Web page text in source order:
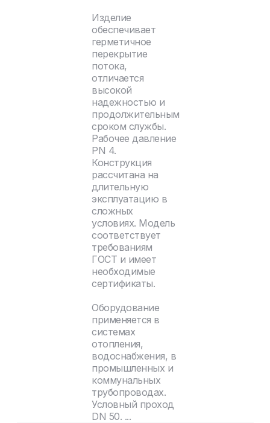
Изделие
обеспечивает
герметичное
перекрытие
потока,
отличается
высокой
надежностью и
продолжительным
сроком службы.
Рабочее давление
PN 4.
Конструкция
рассчитана на
длительную
эксплуатацию в
сложных
условиях. Модель
соответствует
требованиям
ГОСТ и имеет
необходимые
сертификаты.
Оборудование
применяется в
системах
отопления,
водоснабжения, в
промышленных и
коммунальных
трубопроводах.
Условный проход
DN 50. ...